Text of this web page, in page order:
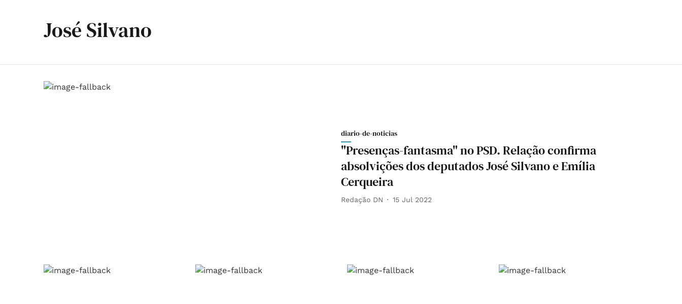
José Silvano
diario-de-noticias
"Presenças-fantasma" no PSD. Relação confirma
absolvições dos deputados José Silvano e Emília
Cerqueira
Redação DN 15 Jul 2022